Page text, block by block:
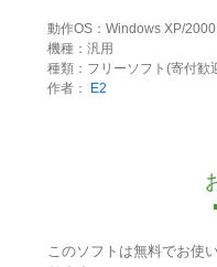
動作OS：Windows XP/2000
機種：汎用
種類：フリーソフト(寄付歓
作者：
E2
このソフトは無料でお使